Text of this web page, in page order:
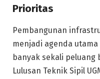
Prioritas
Pembangunan
menjadi agenda
banyak sekali peluang
Lulusan Teknik Sipil